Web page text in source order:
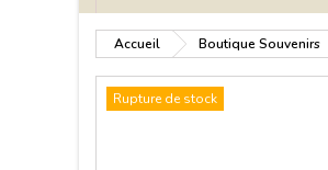
Accueil Boutique Souvenirs
Rupture de stock